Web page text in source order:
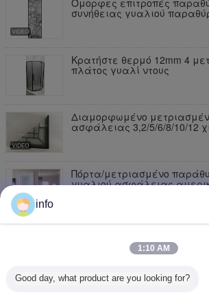
Όμορφες επιτροπές
συνήθειας γυαλιού
Κρατήστε θερμό 12mm 4
πλάτος γυαλί ντους
Διαμορφωμένο
ασφάλειας 3,2/5/6/8/10/12
Πόρτα/μετριασμένο
γυαλιού ασφάλειας
σχεδίου συνήθειας 250
S001 καλλιτεχνική
info
1:10 AM
Good day, what product are you looking for?